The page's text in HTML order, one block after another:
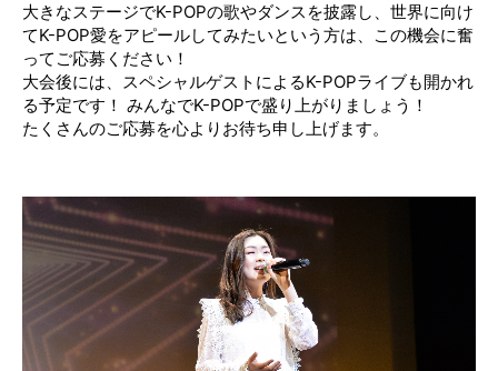
大きなステージでK-POPの歌やダンスを披露し、世界に向け
てK-POP愛をアピールしてみたいという方は、この機会に奮
ってご応募ください！
大会後には、スペシャルゲストによるK-POPライブも開かれ
る予定です！ みんなでK-POPで盛り上がりましょう！
たくさんのご応募を心よりお待ち申し上げます。